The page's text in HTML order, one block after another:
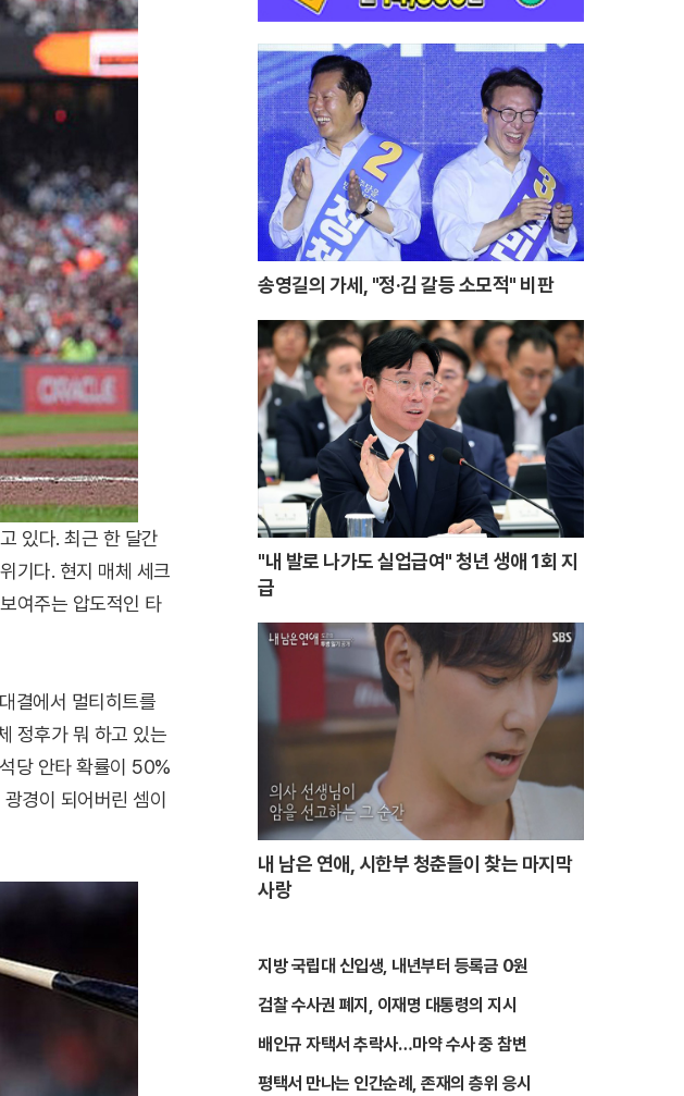
있다. 최근 한 달간
기다. 현지 매체 세크
여주는 압도적인 타
결에서 멀티히트를
정후가 뭐 하고 있는
당 안타 확률이 50%
경이 되어버린 셈이
송영길의 가세, "정·김 갈등 소모적" 비판
"내 발로 나가도 실업급여" 청년 생애 1회 지
급
내 남은 연애, 시한부 청춘들이 찾는 마지막
사랑
지방 국립대 신입생, 내년부터 등록금 0원
검찰 수사권 폐지, 이재명 대통령의 지시
배인규 자택서 추락사…마약 수사 중 참변
평택서 만나는 인간순례, 존재의 층위 응시